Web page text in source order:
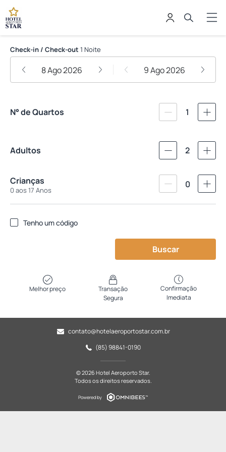
Hotel Aeroporto Star
Check-in / Check-out 1 Noite
8 Ago 2026 9 Ago 2026
N° de Quartos 1
Adultos 2
Crianças
0 aos 17 Anos
0
Tenho um código
Buscar
Melhor preço
Transação
Segura
Confirmação
Imediata
contato@hotelaeroportostar.com.br
(85) 98841-0190
© 2026 Hotel Aeroporto Star.
Todos os direitos reservados.
Powered by